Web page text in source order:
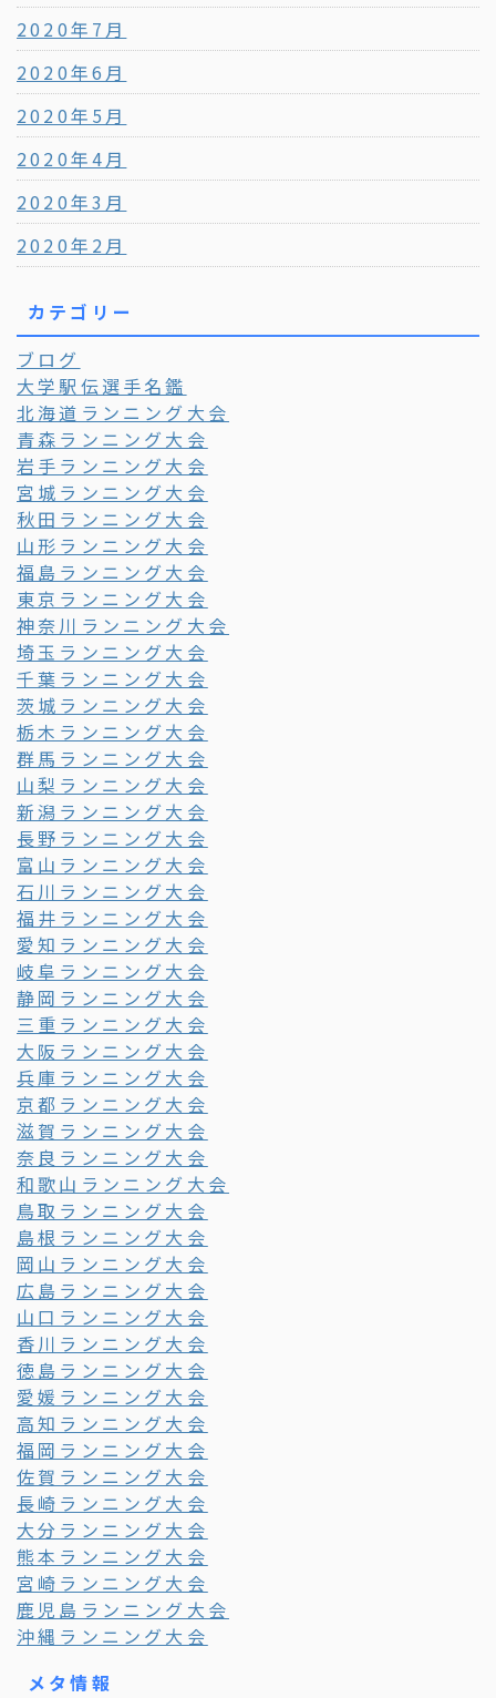
2020年7月
2020年6月
2020年5月
2020年4月
2020年3月
2020年2月
カテゴリー
ブログ
大学駅伝選手名鑑
北海道ランニング大会
青森ランニング大会
岩手ランニング大会
宮城ランニング大会
秋田ランニング大会
山形ランニング大会
福島ランニング大会
東京ランニング大会
神奈川ランニング大会
埼玉ランニング大会
千葉ランニング大会
茨城ランニング大会
栃木ランニング大会
群馬ランニング大会
山梨ランニング大会
新潟ランニング大会
長野ランニング大会
富山ランニング大会
石川ランニング大会
福井ランニング大会
愛知ランニング大会
岐阜ランニング大会
静岡ランニング大会
三重ランニング大会
大阪ランニング大会
兵庫ランニング大会
京都ランニング大会
滋賀ランニング大会
奈良ランニング大会
和歌山ランニング大会
鳥取ランニング大会
島根ランニング大会
岡山ランニング大会
広島ランニング大会
山口ランニング大会
香川ランニング大会
徳島ランニング大会
愛媛ランニング大会
高知ランニング大会
福岡ランニング大会
佐賀ランニング大会
長崎ランニング大会
大分ランニング大会
熊本ランニング大会
宮崎ランニング大会
鹿児島ランニング大会
沖縄ランニング大会
メタ情報